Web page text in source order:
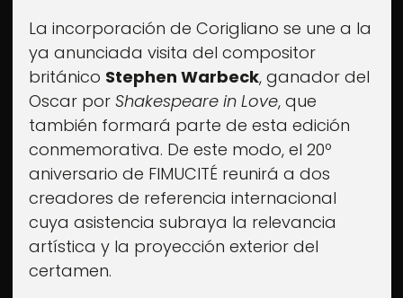
La incorporación de Corigliano se une a la
ya anunciada visita del compositor
británico Stephen Warbeck, ganador del
Oscar por Shakespeare in Love, que
también formará parte de esta edición
conmemorativa. De este modo, el 20º
aniversario de FIMUCITÉ reunirá a dos
creadores de referencia internacional
cuya asistencia subraya la relevancia
artística y la proyección exterior del
certamen.